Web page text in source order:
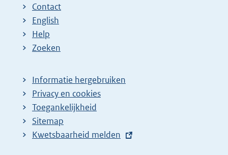
Contact
English
Help
Zoeken
Informatie hergebruiken
Privacy en cookies
Toegankelijkheid
Sitemap
E
Kwetsbaarheid melden